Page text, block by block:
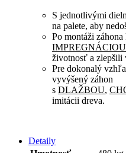
S jednotlivými
na palete, aby
Po montáži záhona
IMPREGNÁCIOU
životnosť a zlepšili
Pre dokonalý
vyvýšený záhon
s DLAŽBOU,
imitácii dreva.
Detaily